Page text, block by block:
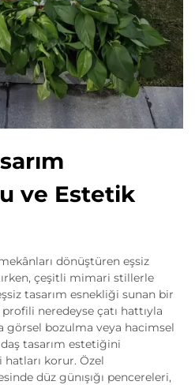
ve Estetik
dönüştüren eşsiz
çeşitli mimari stillerle
tasarım esnekliği sunan bir
neredeyse çatı hattıyla
görsel bozulma veya hacimsel
tasarım estetiğini
korur. Özel
düz günışığı pencereleri,